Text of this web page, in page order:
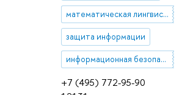
+7 (495) 772-95-90
математическая лингвистика
защита информации
информационная безопасность